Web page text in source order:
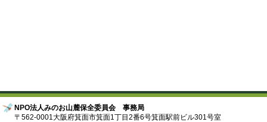
NPO法人みのお山麓保全委員会 事務局
〒562-0001大阪府箕面市箕面1丁目2番6号箕面駅前ビル301号室